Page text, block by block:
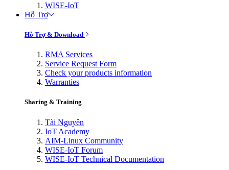
WISE-IoT
Hỗ Trợ
Hỗ Trợ & Download
RMA Services
Service Request Form
Check your products information
Warranties
Sharing & Training
Tài Nguyên
IoT Academy
AIM-Linux Community
WISE-IoT Forum
WISE-IoT Technical Documentation